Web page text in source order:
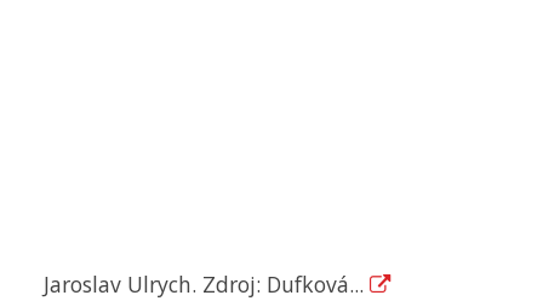
Jaroslav Ulrych. Zdroj: Dufková...